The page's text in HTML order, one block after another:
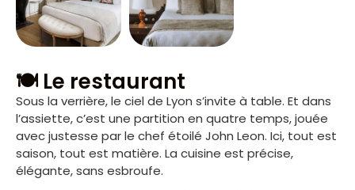
🍽️ Le restaurant
Sous la verrière, le ciel de Lyon s’invite à table. Et dans
l’assiette, c’est une partition en quatre temps, jouée
avec justesse par le chef étoilé John Leon. Ici, tout est
saison, tout est matière. La cuisine est précise,
élégante, sans esbroufe.